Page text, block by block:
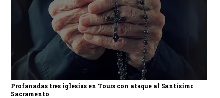
Profanadas tres iglesias en Tours con ataque al Santísimo
Sacramento